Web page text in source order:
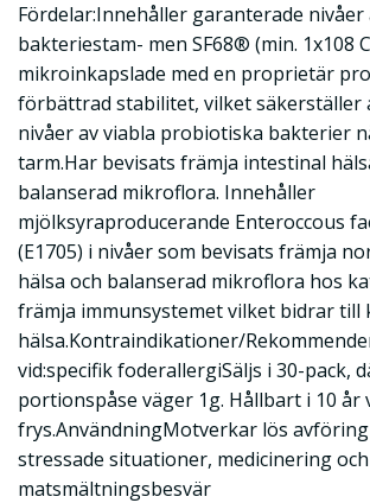
Fördelar:Innehåller garanterade nivåer
bakteriestam- men SF68® (min. 1x108
mikroinkapslade med en proprietär
förbättrad stabilitet, vilket säkerställer
nivåer av viabla probiotiska bakterier
tarm.Har bevisats främja intestinal
balanserad mikroflora. Innehåller
mjölksyraproducerande Enteroccous
(E1705) i nivåer som bevisats främja
hälsa och balanserad mikroflora hos
främja immunsystemet vilket bidrar till
hälsa.Kontraindikationer/
vid:specifik foderallergiSäljs i 30-pack,
portionspåse väger 1g. Hållbart i 10 år
frys.AnvändningMotverkar lös avföring
stressade situationer, medicinering och
matsmältningsbesvär